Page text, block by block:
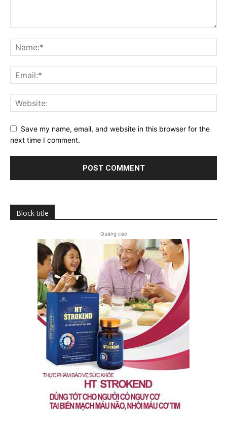
Save my name, email, and website in this browser for the
next time I comment.
Block title
Quảng cáo